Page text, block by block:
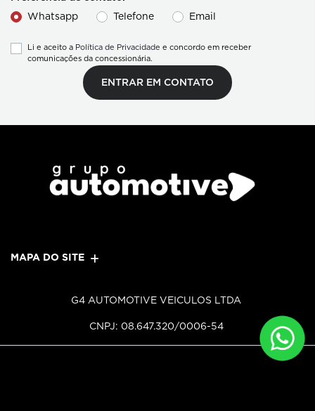
Whatsapp
Telefone Email
Li e aceito a Política de Privacidade e concordo em receber
comunicações da concessionária.
ENTRAR EM CONTATO
MAPA DO SITE
G4 AUTOMOTIVE VEICULOS LTDA
CNPJ: 08.647.320/0006-54